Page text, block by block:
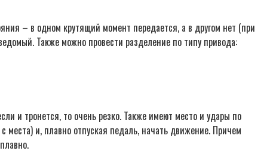
– в одном крутящий момент передается, а в другом нет (при
Также можно провести разделение по типу привода:
и тронется, то очень резко. Также имеют место и удары по
места) и, плавно отпуская педаль, начать движение. Причем